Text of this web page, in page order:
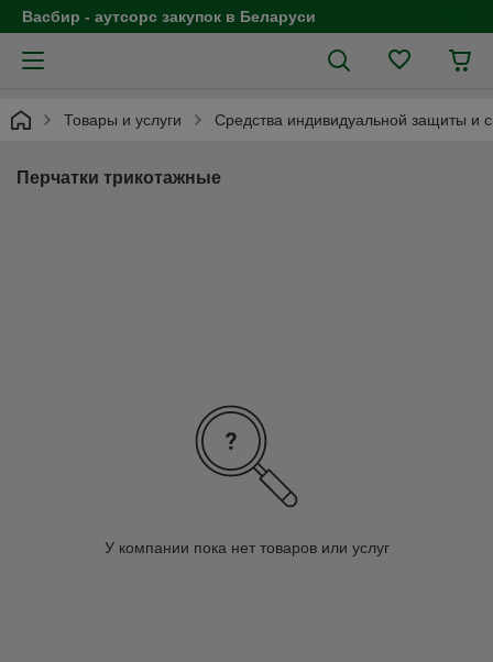
Васбир - аутсорс закупок в Беларуси
Товары и услуги Средства индивидуальной защиты и
Перчатки трикотажные
У компании пока нет товаров или услуг